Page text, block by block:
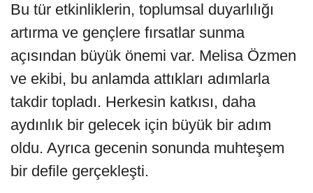
Bu tür etkinliklerin, toplumsal duyarlılığı
artırma ve gençlere fırsatlar sunma
açısından büyük önemi var. Melisa Özmen
ve ekibi, bu anlamda attıkları adımlarla
takdir topladı. Herkesin katkısı, daha
aydınlık bir gelecek için büyük bir adım
oldu. Ayrıca gecenin sonunda muhteşem
bir defile gerçekleşti.